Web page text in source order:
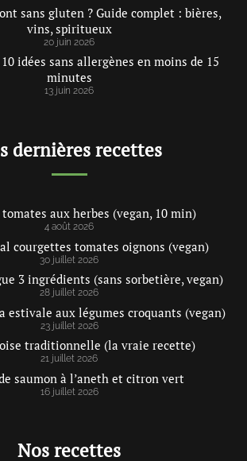
sans gluten ? Guide complet : bières,
vins, spiritueux
20 juin 2026
idées sans allergènes en moins de 15
minutes
13 juin 2026
dernières recettes
aux herbes (vegan, 10 min)
4 août 2026
courgettes tomates oignons (vegan)
30 juillet 2026
3 ingrédients (sans sorbetière, vegan)
28 juillet 2026
estivale aux légumes croquants (vegan)
23 juillet 2026
traditionnelle (la vraie recette)
21 juillet 2026
saumon à l’aneth et citron vert
16 juillet 2026
Nos recettes